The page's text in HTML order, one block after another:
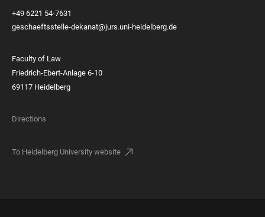
+49 6221 54-7631
geschaeftsstelle-dekanat@jurs.uni-heidelberg.de
Faculty of Law
Friedrich-Ebert-Anlage 6-10
69117 Heidelberg
Directions
To Heidelberg University website